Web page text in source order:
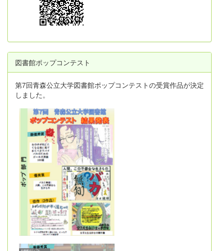
図書館ポップコンテスト
第7回青森公立大学図書館ポップコンテストの受賞作品が決定
しました。